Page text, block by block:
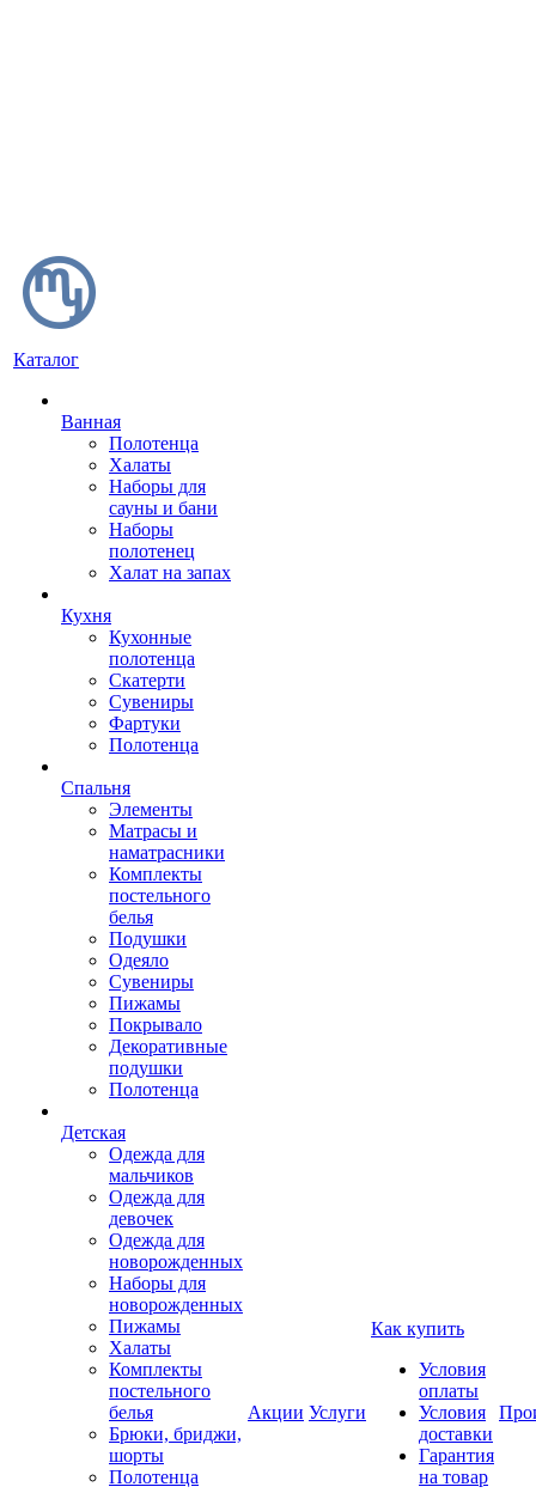
Каталог
Ванная
Полотенца
Халаты
Наборы для
сауны и бани
Наборы
полотенец
Халат на запах
Кухня
Кухонные
полотенца
Скатерти
Сувениры
Фартуки
Полотенца
Спальня
Элементы
Матрасы и
наматрасники
Комплекты
постельного
белья
Подушки
Одеяло
Сувениры
Пижамы
Покрывало
Декоративные
подушки
Полотенца
Детская
Одежда для
мальчиков
Одежда для
девочек
Одежда для
новорожденных
Наборы для
новорожденных
Пижамы
Халаты
Комплекты
постельного
белья
Брюки, бриджи,
шорты
Полотенца
Акции Услуги
Как купить
Условия
оплаты
Условия
доставки
Гарантия
на товар